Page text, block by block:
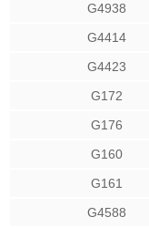
G4938
G4414
G4423
G172
G176
G160
G161
G4588